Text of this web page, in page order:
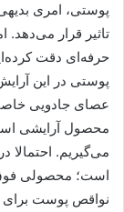
پوستی، امری
تاثیر قرار
حرفه‌ای دقت
پوستی در این
عصای جادویی
محصول آرایشی
می‌گیریم.
است؛ محصولی
نواقص پوست